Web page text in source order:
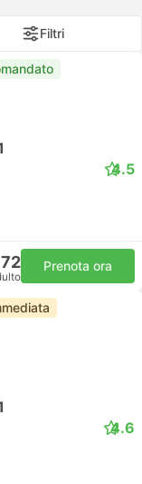
Filtri
4.5
Prenota ora
4.6